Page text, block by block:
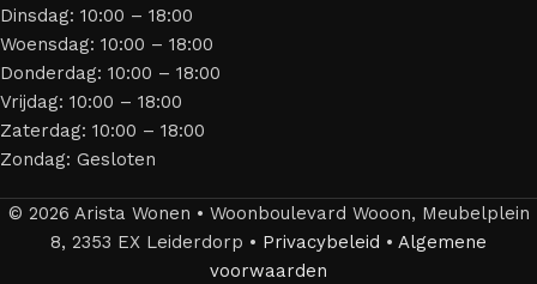
Dinsdag: 10:00 – 18:00
Woensdag: 10:00 – 18:00
Donderdag: 10:00 – 18:00
Vrijdag: 10:00 – 18:00
Zaterdag: 10:00 – 18:00
Zondag: Gesloten
© 2026 Arista Wonen • Woonboulevard Wooon, Meubelplein
8, 2353 EX Leiderdorp • Privacybeleid • Algemene
voorwaarden